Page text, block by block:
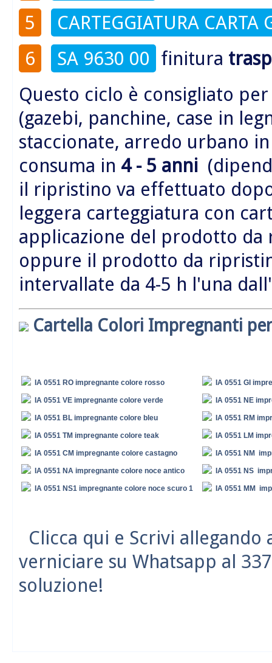
5
CARTEGGIATURA
6
SA 9630 00 finitura
Questo ciclo è consigliato
(gazebi, panchine, case in
staccionate, arredo urbano
consuma in 4 - 5 anni
il ripristino va effettuato
leggera carteggiatura con
applicazione del prodotto
oppure il prodotto da
intervallate da 4-5 h l'una
Cartella Colori Impregnanti
IA 0551 RO impregnante colore rosso IA 0551 GI
IA 0551 VE impregnante colore verde IA 0551 NE
IA 0551 BL impregnante colore bleu IA 0551 RM
IA 0551 TM impregnante colore teak IA 0551 LM
IA 0551 CM impregnante colore castagno IA 0551 NM
IA 0551 NA impregnante colore noce antico IA 0551 NS
IA 0551 NS1 impregnante colore noce scuro 1 IA 0551 MM
Clicca qui e Scrivi
verniciare su Whatsapp al
soluzione!